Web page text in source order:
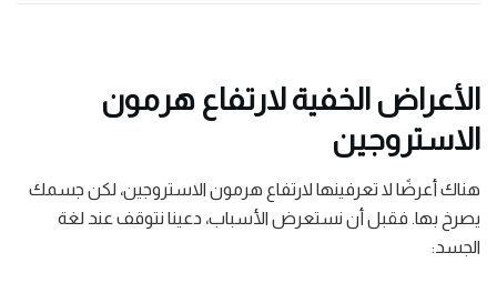
الأعراض الخفية لارتفاع هرمون
الاستروجين
هناك أعرضًا لا تعرفينها لارتفاع هرمون الاستروجين، لكن جسمك
يصرخ بها. فقبل أن نستعرض الأسباب، دعينا نتوقف عند لغة
الجسد: